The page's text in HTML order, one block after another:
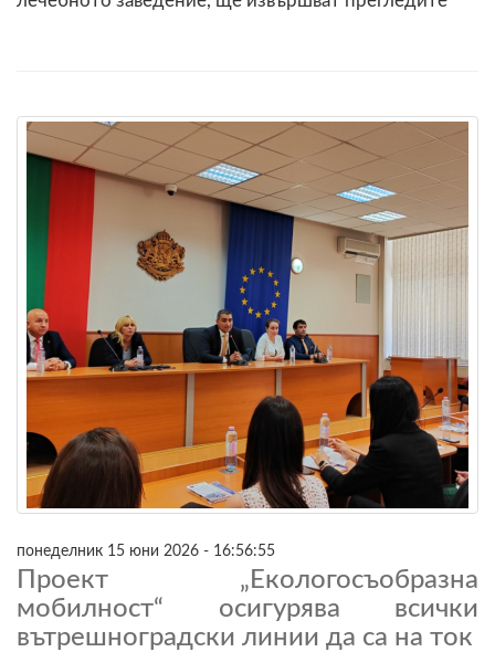
понеделник 15 юни 2026 - 16:56:55
Проект „Екологосъобразна
мобилност“ осигурява всички
вътрешноградски линии да са на ток